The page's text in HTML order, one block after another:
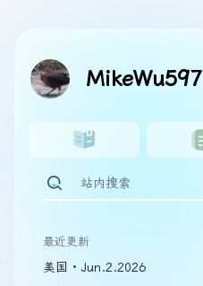
MikeWu597
最近更新
美国 · Jun.2.2026